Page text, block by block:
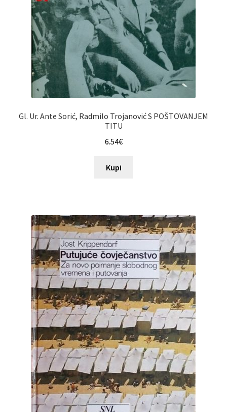
Gl. Ur. Ante Sorić, Radmilo Trojanović S POŠTOVANJEM
TITU
6.54€
Kupi